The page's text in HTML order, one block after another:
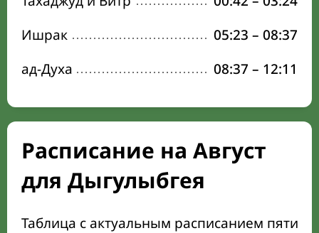
Ишрак
05:23 – 08:37
ад-Духа
08:37 – 12:11
Расписание на Август
для Дыгулыбгея
Таблица с актуальным расписанием пяти